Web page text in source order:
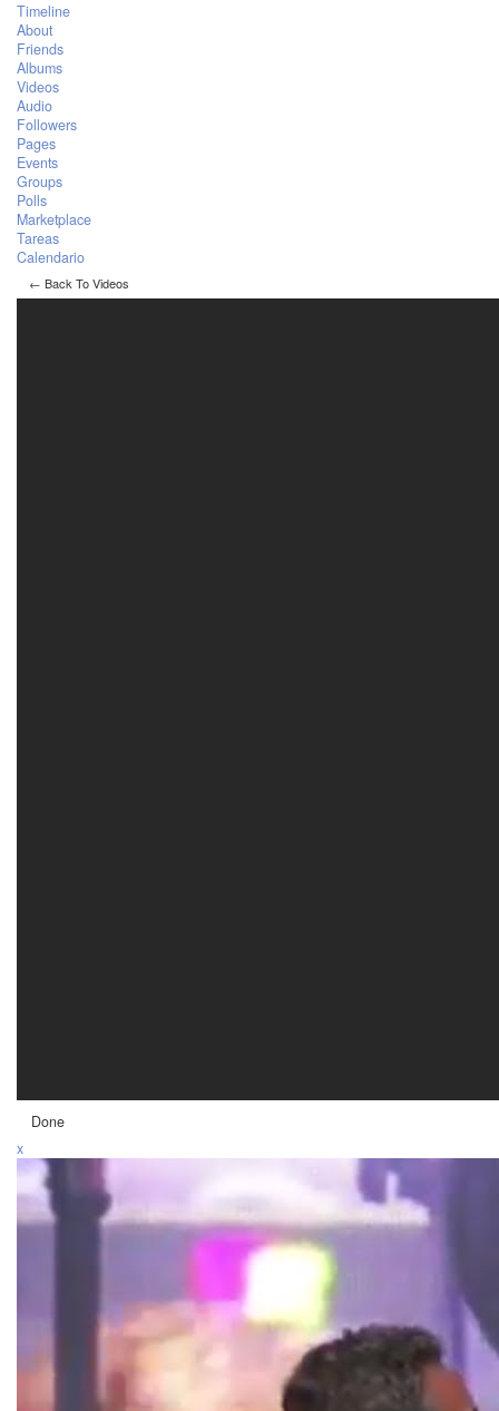
Timeline
About
Friends
Albums
Videos
Audio
Followers
Pages
Events
Groups
Polls
Marketplace
Tareas
Calendario
← Back To Videos
Done
x